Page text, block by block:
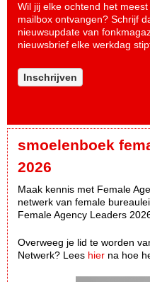
Wil jij elke ochtend het
mailbox ontvangen? Schrijf
nieuwsupdate van
nieuwsbrief elke werkdag
Inschrijven
smoelenboek
2026
Maak kennis met Female
netwerk van female
Female Agency Leaders
Overweeg je lid te worden
Netwerk? Lees hier na hoe